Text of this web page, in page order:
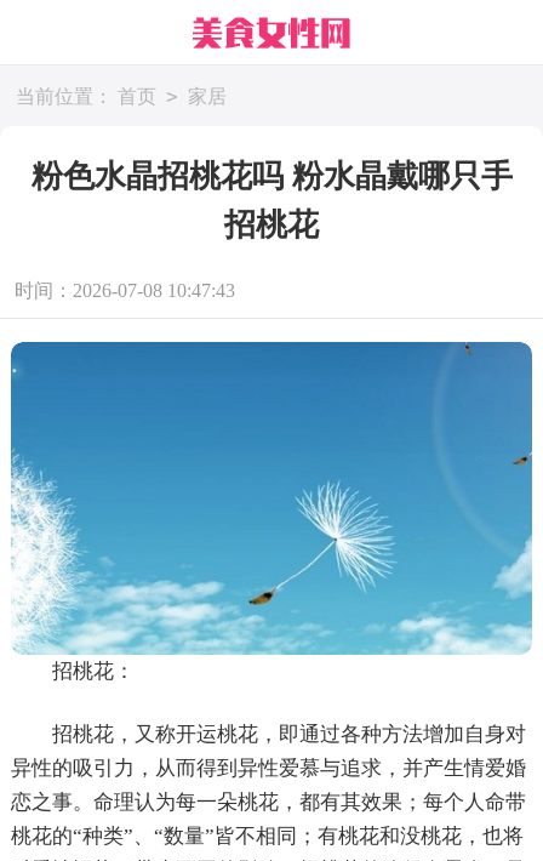
当前位置： 首页 > 家居
粉色水晶招桃花吗 粉水晶戴哪只手
招桃花
时间：2026-07-08 10:47:43
招桃花：
招桃花，又称开运桃花，即通过各种方法增加自身对
异性的吸引力，从而得到异性爱慕与追求，并产生情爱婚
恋之事。命理认为每一朵桃花，都有其效果；每个人命带
桃花的“种类”、“数量”皆不相同；有桃花和没桃花，也将